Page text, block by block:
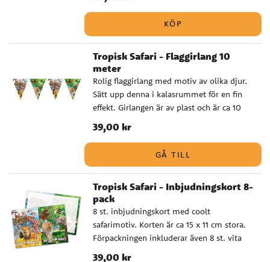
KÖP
Tropisk Safari - Flaggirlang 10
meter
Rolig flaggirlang med motiv av olika djur.
Sätt upp denna i kalasrummet för en fin
effekt. Girlangen är av plast och är ca 10
meter lång.
Pris:39,00 kr
39,00 kr
GÅ TILL
Tropisk Safari - Inbjudningskort 8-
pack
8 st. inbjudningskort med coolt
safarimotiv. Korten är ca 15 x 11 cm stora.
Förpackningen inkluderar även 8 st. vita
Pris:39,00 kr
39,00 kr